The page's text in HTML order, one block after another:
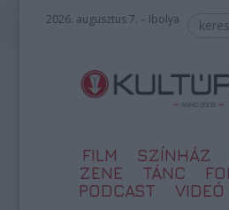
2026. augusztus 7. – Ibolya
FILM SZÍNHÁZ
ZENE
TÁNC
PODCAST
VIDEÓ